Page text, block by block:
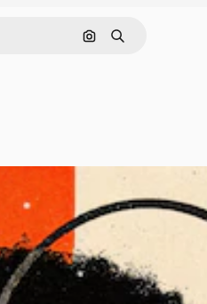
画像で検索
検索